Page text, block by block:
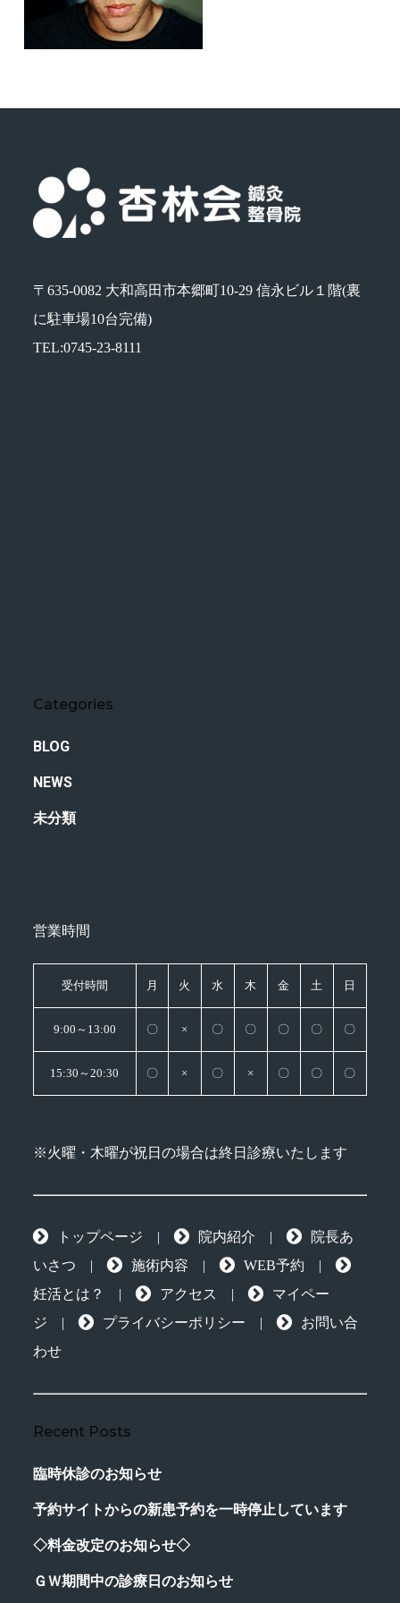
〒635-0082 大和高田市本郷町10-29 信永ビル１階(裏
に駐車場10台完備)
TEL:0745-23-8111
Categories
BLOG
NEWS
未分類
営業時間
受付時間 月 火 水 木 金 土 日
9:00～13:00 〇 × 〇 〇 〇 〇 〇
15:30～20:30 〇 × 〇 × 〇 〇 〇
※火曜・木曜が祝日の場合は終日診療いたします
トップページ | 院内紹介 |
院長あ
いさつ | 施術内容 | WEB予約 |
妊活とは？
| アクセス |
マイペー
ジ | プライバシーポリシー |
お問い合
わせ
Recent Posts
臨時休診のお知らせ
予約サイトからの新患予約を一時停止しています
◇料金改定のお知らせ◇
ＧＷ期間中の診療日のお知らせ